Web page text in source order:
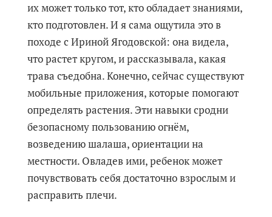
их может только тот, кто обладает знаниями,
кто подготовлен. И я сама ощутила это в
походе с Ириной Ягодовской: она видела,
что растет кругом, и рассказывала, какая
трава съедобна. Конечно, сейчас существуют
мобильные приложения, которые помогают
определять растения. Эти навыки сродни
безопасному пользованию огнём,
возведению шалаша, ориентации на
местности. Овладев ими, ребенок может
почувствовать себя достаточно взрослым и
расправить плечи.